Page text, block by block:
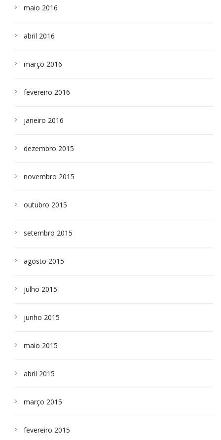
maio 2016
abril 2016
março 2016
fevereiro 2016
janeiro 2016
dezembro 2015
novembro 2015
outubro 2015
setembro 2015
agosto 2015
julho 2015
junho 2015
maio 2015
abril 2015
março 2015
fevereiro 2015